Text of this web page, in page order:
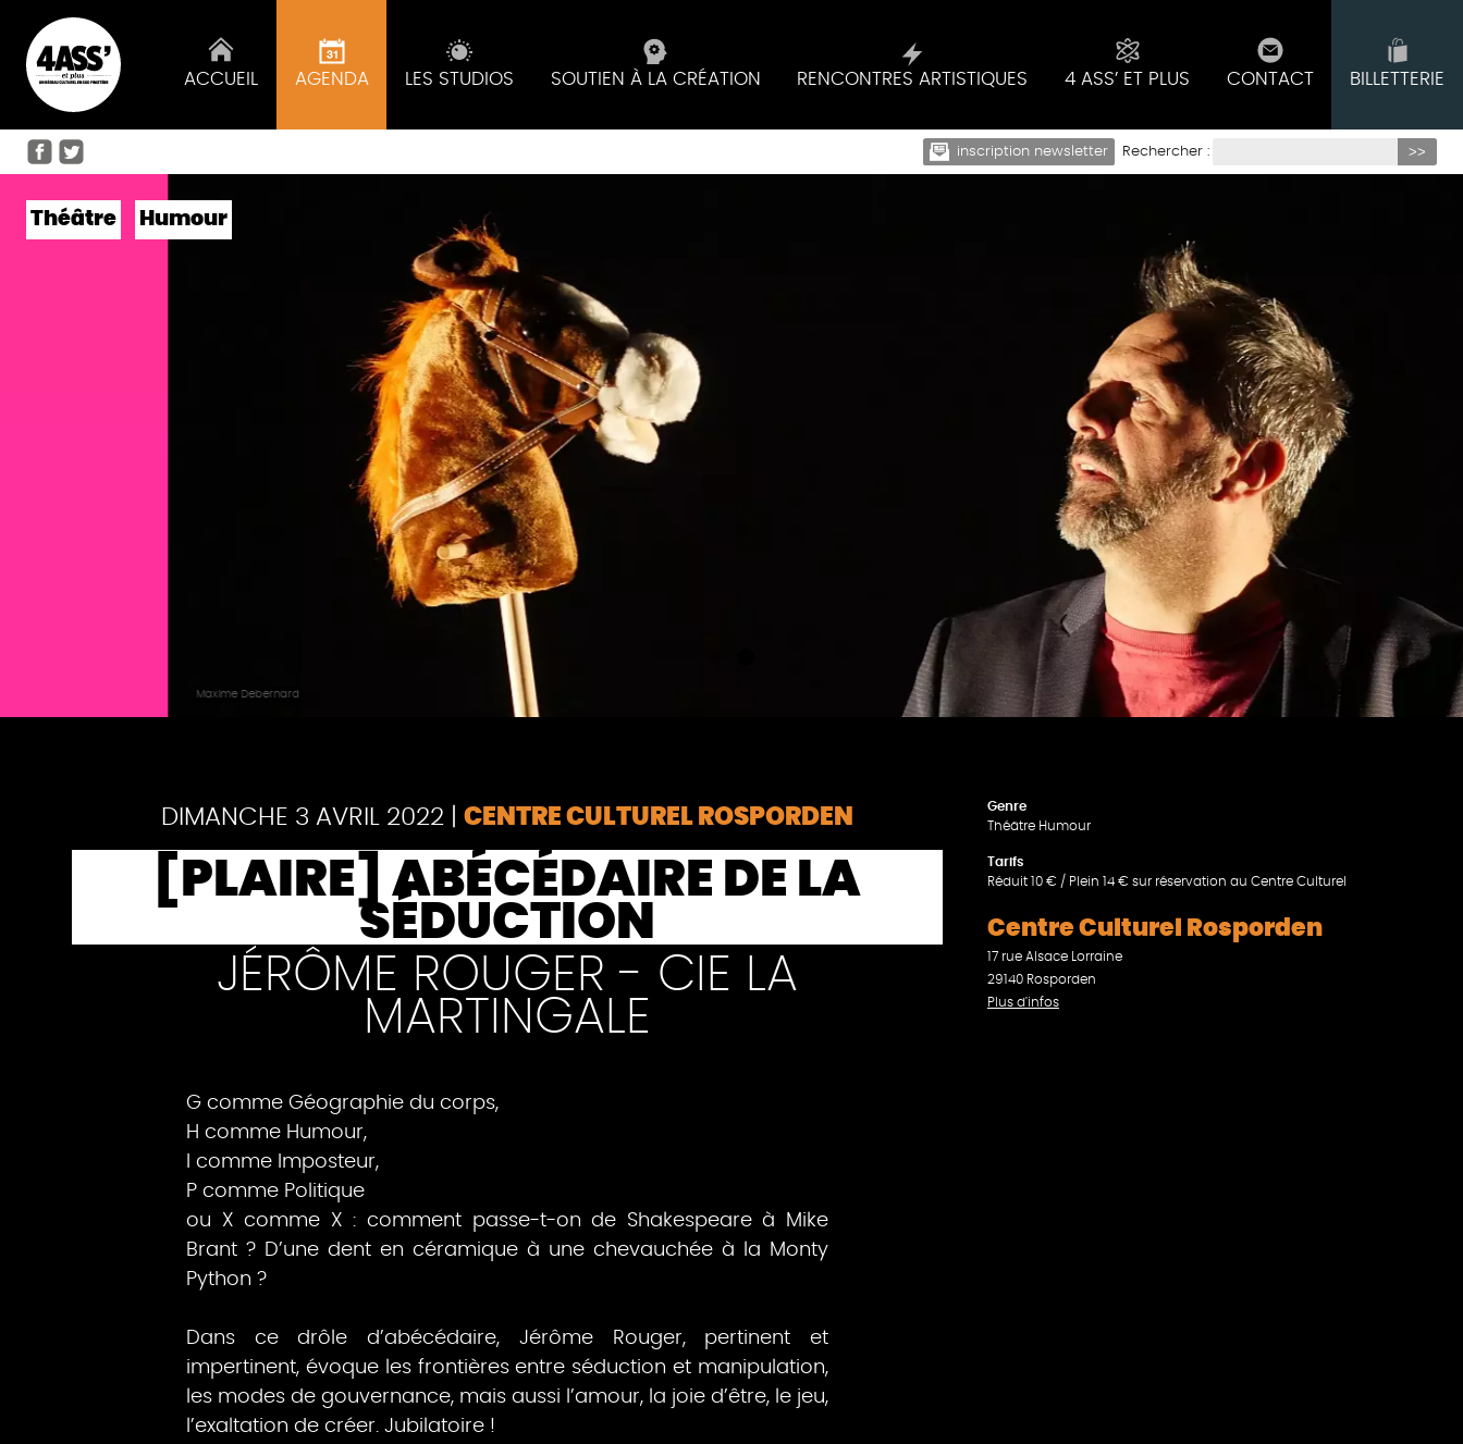
ACCUEIL AGENDA LES STUDIOS SOUTIEN À LA CRÉATION RENCONTRES ARTISTIQUES 4 ASS’ ET PLUS CONTACT BILLETTERIE
inscription newsletter Rechercher :
Théâtre Humour
DIMANCHE 3 AVRIL 2022 CENTRE CULTUREL ROSPORDEN
[PLAIRE] ABÉCÉDAIRE DE LA
SÉDUCTION
JÉRÔME ROUGER - CIE LA
MARTINGALE
G comme Géographie du corps,
H comme Humour,
I comme Imposteur,
P comme Politique
ou X comme X : comment passe-t-on de Shakespeare à Mike
Brant ? D’une dent en céramique à une chevauchée à la Monty
Python ?
Dans ce drôle d’abécédaire, Jérôme Rouger, pertinent et
impertinent, évoque les frontières entre séduction et manipulation,
les modes de gouvernance, mais aussi l’amour, la joie d’être, le jeu,
l’exaltation de créer. Jubilatoire !
Genre
Théätre Humour
Tarifs
Réduit 10 € / Plein 14 € sur réservation au Centre Culturel
Centre Culturel Rosporden
17 rue Alsace Lorraine
29140 Rosporden
Plus d'infos